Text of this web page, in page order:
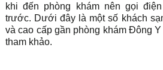
khi đến phòng khám nên gọi
trước. Dưới đây là một số khách
và cao cấp gần phòng khám Đông
tham khảo.